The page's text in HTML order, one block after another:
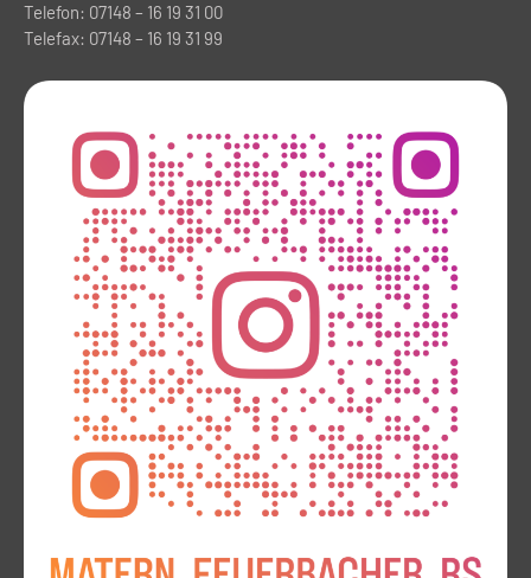
Telefon: 07148 – 16 19 31 00
Telefax: 07148 – 16 19 31 99